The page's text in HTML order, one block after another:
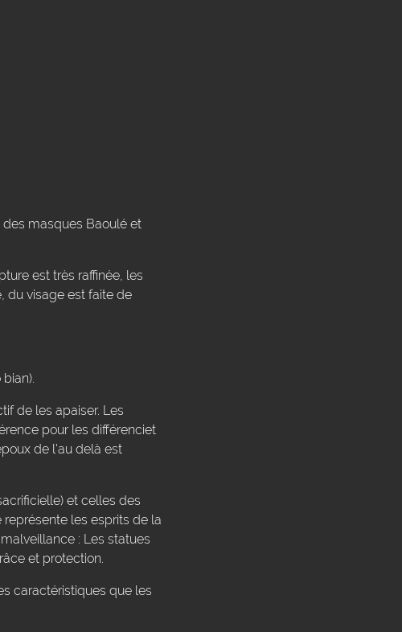
des masques Baoulé et
est très raffinée, les
du visage est faite de
de les apaiser. Les
pour les différenciet
de l'au delà est
et celles des
les esprits de la
: Les statues
et protection.
caractéristiques que les